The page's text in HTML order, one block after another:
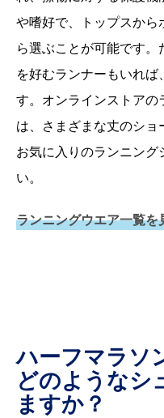
や嗜好で、トップスから
ら選ぶことが可能です。
を好むランナーもいれば
す。オンラインストアの
は、さまざまな丈のショ
お気に入りのランニング
い。
ランニングウエア一覧を
ハーフマラソ
どのようなシ
ますか？